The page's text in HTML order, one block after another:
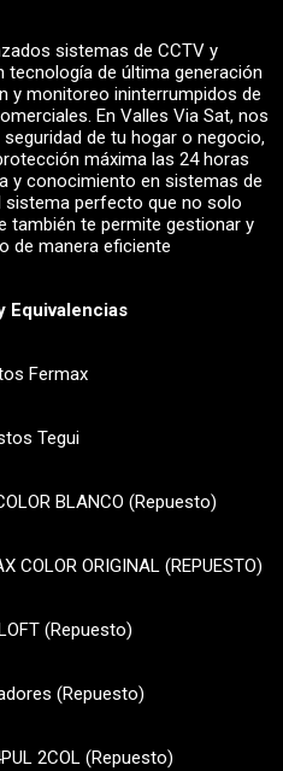
sistemas de CCTV y
de última generación
y monitoreo ininterrumpidos de
En Valles Via Sat, nos
de tu hogar o negocio,
máxima las 24 horas
y conocimiento en sistemas de
sistema perfecto que no solo
también te permite gestionar y
de manera eficiente
Equivalencias
Fermax
Tegui
BLANCO (Repuesto)
COLOR ORIGINAL (REPUESTO)
(Repuesto)
(Repuesto)
2COL (Repuesto)